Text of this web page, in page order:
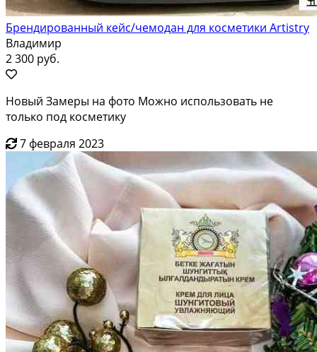
Брендированный кейс/чемодан для косметики Artistry
Владимир
2 300 руб.
Новый Замеры на фото Можно использовать не
только под косметику
7 февраля 2023